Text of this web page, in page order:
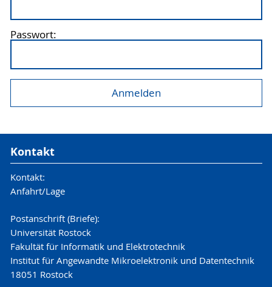
Passwort:
Kontakt
Kontakt:
Anfahrt/Lage
Postanschrift (Briefe):
Universität Rostock
Fakultät für Informatik und Elektrotechnik
Institut für Angewandte Mikroelektronik und Datentechnik
18051 Rostock